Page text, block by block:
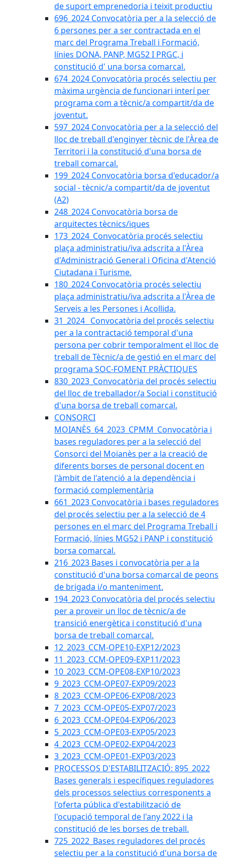
de suport emprenedoria i teixit productiu
696_2024 Convocatòria per a la selecció de
6 persones per a ser contractada en el
marc del Programa Treball i Formació,
línies DONA, PANP, MG52 I PRGC, i
constitució d' una borsa comarcal.
674_2024 Convocatòria procés selectiu per
màxima urgència de funcionari interí per
programa com a tècnic/a compartit/da de
joventut.
597_2024 Convocatòria per a la selecció del
lloc de treball d'enginyer tècnic de l'Àrea de
Territori i la constitució d'una borsa de
treball comarcal.
199_2024 Convocatòria borsa d'educador/a
social - tècnic/a compartit/da de joventut
(A2)
248_2024 Convocatòria borsa de
arquitectes tècnics/iques
173_2024_Convocatòria procés selectiu
plaça administratiu/iva adscrita a l'Àrea
d'Administració General i Oficina d'Atenció
Ciutadana i Turisme.
180_2024 Convocatòria procés selectiu
plaça administratiu/iva adscrita a l'Àrea de
Serveis a les Persones i Acollida.
31_2024_ Convocatòria del procés selectiu
per a la contractació temporal d'una
persona per cobrir temporalment el lloc de
treball de Tècnic/a de gestió en el marc del
programa SOC-FOMENT PRÀCTIQUES
830_2023_Convocatòria del procés selectiu
del lloc de treballador/a Social i constitució
d'una borsa de treball comarcal.
CONSORCI
MOIANÈS_64_2023_CPMM_Convocatòria i
bases reguladores per a la selecció del
Consorci del Moianès per a la creació de
diferents borses de personal docent en
l'àmbit de l'atenció a la dependència i
formació complementària
661_2023 Convocatòria i bases reguladores
del procés selectiu per a la selecció de 4
persones en el marc del Programa Treball i
Formació, línies MG52 i PANP i constitució
borsa comarcal.
216_2023 Bases i convocatòria per a la
constitució d'una borsa comarcal de peons
de brigada i/o manteniment.
194_2023 Convocatòria del procés selectiu
per a proveir un lloc de tècnic/a de
transició energètica i constitució d'una
borsa de treball comarcal.
12_2023_CCM-OPE10-EXP12/2023
11_2023_CCM-OPE09-EXP11/2023
10_2023_CCM-OPE08-EXP10/2023
9_2023_CCM-OPE07-EXP09/2023
8_2023_CCM-OPE06-EXP08/2023
7_2023_CCM-OPE05-EXP07/2023
6_2023_CCM-OPE04-EXP06/2023
5_2023_CCM-OPE03-EXP05/2023
4_2023_CCM-OPE02-EXP04/2023
3_2023_CCM-OPE01-EXP03/2023
PROCESSOS D'ESTABILITZACIÓ: 895_2022
Bases generals i específiques reguladores
dels processos selectius corresponents a
l'oferta pública d'estabilització de
l'ocupació temporal de l'any 2022 i la
constitució de les borses de treball.
725_2022_Bases reguladores del procés
selectiu per a la constitució d'una borsa de